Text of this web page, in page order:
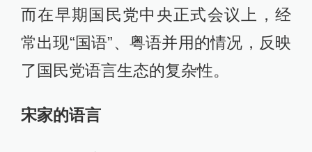
而在早期国民党中央正式会议上，经
常出现“国语”、粤语并用的情况，反映
了国民党语言生态的复杂性。
宋家的语言